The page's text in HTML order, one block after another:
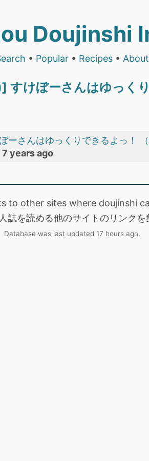
Doujinshi
• Popular • Recipes • About
すけぼーさんはゆっく
ーさんはゆっくりできるよっ！
7 years ago
to other sites where doujinshi
誌を読める他のサイトのリンクを
Database was last updated 17 hours ago.